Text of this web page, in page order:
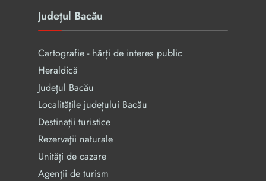
Județul Bacău
Cartografie - hărți de interes public
Heraldică
Județul Bacău
Localitățile județului Bacău
Destinații turistice
Rezervaţii naturale
Unități de cazare
Agenții de turism